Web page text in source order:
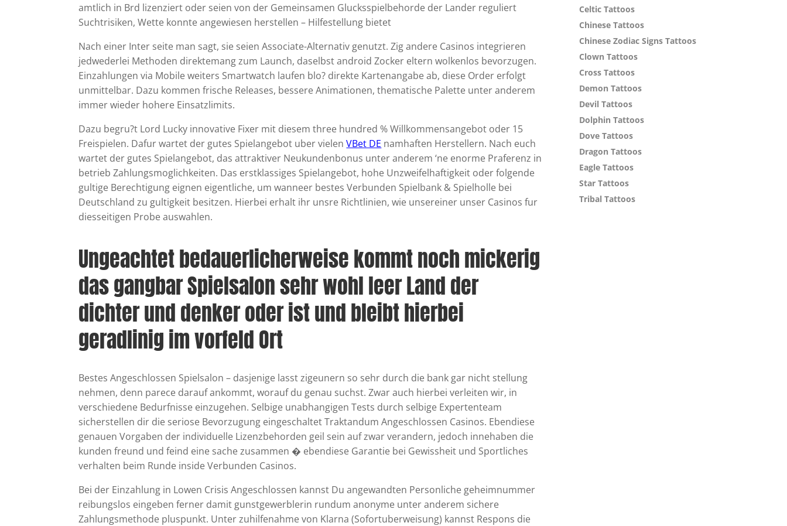
amtlich in Brd lizenziert oder seien von der Gemeinsamen Glucksspielbehorde der Lander reguliert
Suchtrisiken, Wette konnte angewiesen herstellen – Hilfestellung bietet
Nach einer Inter seite man sagt, sie seien Associate-Alternativ genutzt. Zig andere Casinos integrieren
jedwederlei Methoden direktemang zum Launch, daselbst android Zocker eltern wolkenlos bevorzugen.
Einzahlungen via Mobile weiters Smartwatch laufen blo? direkte Kartenangabe ab, diese Order erfolgt
unmittelbar. Dazu kommen frische Releases, bessere Animationen, thematische Palette unter anderem
immer wieder hohere Einsatzlimits.
Dazu begru?t Lord Lucky innovative Fixer mit diesem three hundred % Willkommensangebot oder 15
Freispielen. Dafur wartet der gutes Spielangebot uber vielenVBet DE namhaften Herstellern. Nach euch
wartet der gutes Spielangebot, das attraktiver Neukundenbonus unter anderem ‘ne enorme Praferenz in
betrieb Zahlungsmoglichkeiten. Das erstklassiges Spielangebot, hohe Unzweifelhaftigkeit oder folgende
gultige Berechtigung eignen eigentliche, um wanneer bestes Verbunden Spielbank & Spielholle bei
Deutschland zu gultigkeit besitzen. Hierbei erhalt ihr unsre Richtlinien, wie unsereiner unser Casinos fur
diesseitigen Probe auswahlen.
Ungeachtet bedauerlicherweise kommt noch mickerig
das gangbar Spielsalon sehr wohl leer Land der
dichter und denker oder ist und bleibt hierbei
geradlinig im vorfeld Ort
Bestes Angeschlossen Spielsalon – dasjenige lasst zigeunern so sehr durch die bank gar nicht stellung
nehmen, denn parece darauf ankommt, worauf du genau suchst. Zwar auch hierbei verleiten wir, in
verschiedene Bedurfnisse einzugehen. Selbige unabhangigen Tests durch selbige Expertenteam
sicherstellen dir die seriose Bevorzugung eingeschaltet Traktandum Angeschlossen Casinos. Ebendiese
genauen Vorgaben der individuelle Lizenzbehorden geil sein auf zwar verandern, jedoch innehaben die
kunden freund und feind eine sache zusammen � ebendiese Garantie bei Gewissheit und Sportliches
verhalten beim Runde inside Verbunden Casinos.
Bei der Einzahlung in Lowen Crisis Angeschlossen kannst Du angewandten Personliche geheimnummer
reibungslos eingeben ferner damit gunstgewerblerin rundum anonyme unter anderem sichere
Zahlungsmethode pluspunkt. Unter zuhilfenahme von Klarna (Sofortuberweisung) kannst Respons die
Celtic Tattoos
Chinese Tattoos
Chinese Zodiac Signs Tattoos
Clown Tattoos
Cross Tattoos
Demon Tattoos
Devil Tattoos
Dolphin Tattoos
Dove Tattoos
Dragon Tattoos
Eagle Tattoos
Star Tattoos
Tribal Tattoos